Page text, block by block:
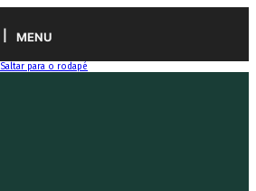
MENU
Saltar para o rodapé